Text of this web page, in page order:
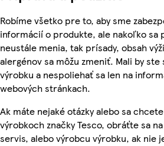
Robíme všetko pre to, aby sme
informácií o produkte, ale nakoľko sa
neustále menia, tak prísady, obsah
alergénov sa môžu zmeniť. Mali by
výrobku a nespoliehať sa len na
webových stránkach.
Ak máte nejaké otázky alebo sa
výrobkoch značky Tesco, obráťte sa
servis, alebo výrobcu výrobku, ak nie